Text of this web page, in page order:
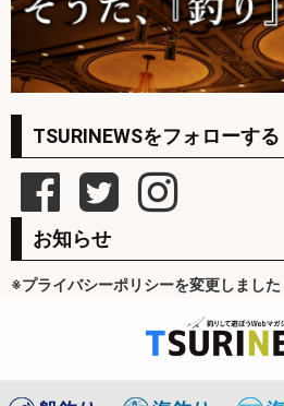
TSURINEWSをフォローする
お知らせ
※プライバシーポリシーを変更しました